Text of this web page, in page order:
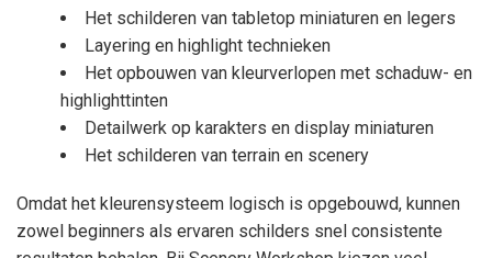
Het schilderen van tabletop miniaturen en legers
Layering en highlight technieken
Het opbouwen van kleurverlopen met schaduw- en
highlighttinten
Detailwerk op karakters en display miniaturen
Het schilderen van terrain en scenery
Omdat het kleurensysteem logisch is opgebouwd, kunnen
zowel beginners als ervaren schilders snel consistente